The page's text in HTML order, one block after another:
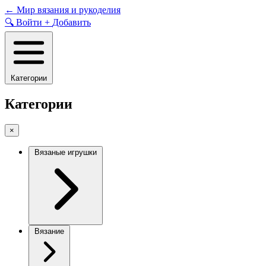
Skip
to
content
← Мир вязания и рукоделия
🔍 Войти + Добавить
Категории
Категории
×
Вязаные игрушки
Вязание